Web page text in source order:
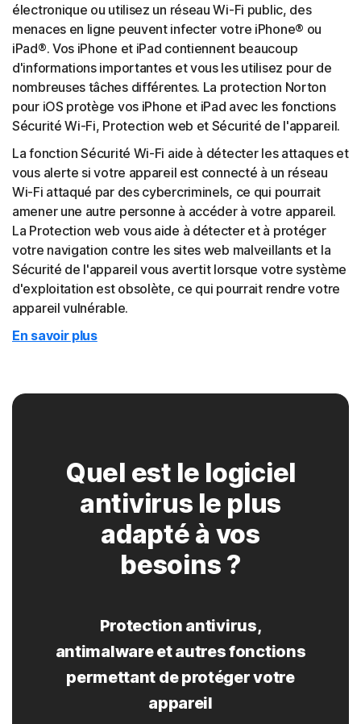
électronique ou utilisez un réseau Wi-Fi public, des
menaces en ligne peuvent infecter votre iPhone® ou
iPad®. Vos iPhone et iPad contiennent beaucoup
d'informations importantes et vous les utilisez pour de
nombreuses tâches différentes. La protection Norton
pour iOS protège vos iPhone et iPad avec les fonctions
Sécurité Wi-Fi, Protection web et Sécurité de l'appareil.
La fonction Sécurité Wi-Fi aide à détecter les attaques et
vous alerte si votre appareil est connecté à un réseau
Wi-Fi attaqué par des cybercriminels, ce qui pourrait
amener une autre personne à accéder à votre appareil.
La Protection web vous aide à détecter et à protéger
votre navigation contre les sites web malveillants et la
Sécurité de l'appareil vous avertit lorsque votre système
d'exploitation est obsolète, ce qui pourrait rendre votre
appareil vulnérable.
En savoir plus
Quel est le logiciel
antivirus le plus
adapté à vos
besoins ?
Protection antivirus,
antimalware et autres fonctions
permettant de protéger votre
appareil